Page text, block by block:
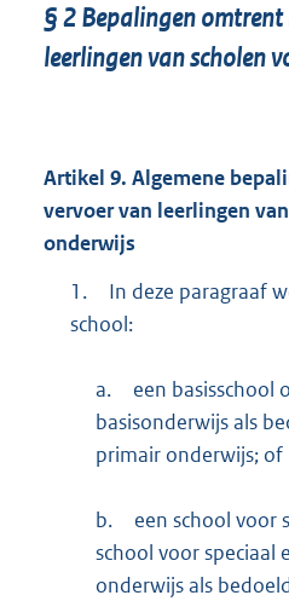
§ 2 Bepalingen omtrent
leerlingen van scholen
Artikel 9. Algemene
vervoer van leerlingen
onderwijs
1.
In deze paragraaf
school:
a.
een basisschool
basisonderwijs als
primair onderwijs; of
b.
een school voor
school voor speciaal
onderwijs als